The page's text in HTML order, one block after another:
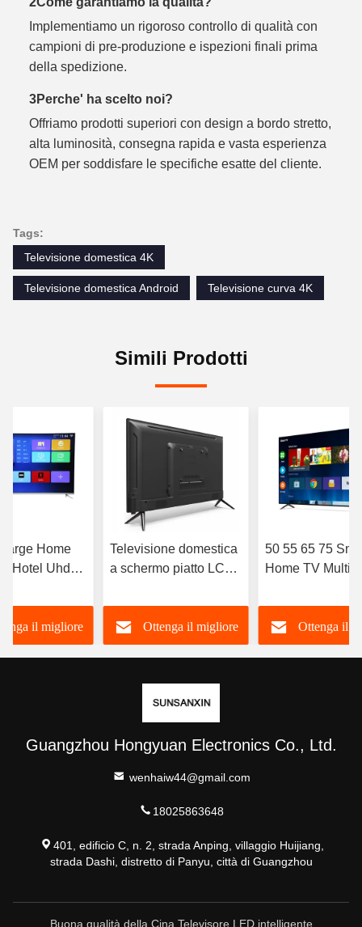
Implementiamo un rigoroso controllo di qualità con
campioni di pre-produzione e ispezioni finali prima
della spedizione.
3Perche' ha scelto noi?
Offriamo prodotti superiori con design a bordo stretto,
alta luminosità, consegna rapida e vasta esperienza
OEM per soddisfare le specifiche esatte del cliente.
Tags:
Televisione domestica 4K
Televisione domestica Android Televisione curva 4K
Simili Prodotti
Home
Hotel Uhd
il migliore
Televisione domestica
a schermo piatto LCD
alta risoluzione Smart
TV 98 100 105 110
pollici
Ottenga il migliore
50 55 65 75
Home TV
OEM ODM
Ottenga il
Guangzhou Hongyuan Electronics Co., Ltd.
wenhaiw44@gmail.com
18025863648
401, edificio C, n. 2, strada Anping, villaggio Huijiang,
strada Dashi, distretto di Panyu, città di Guangzhou
Buona qualità della Cina Televisore LED intelligente